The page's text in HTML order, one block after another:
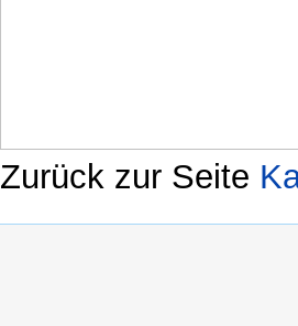
Zurück zur Seite